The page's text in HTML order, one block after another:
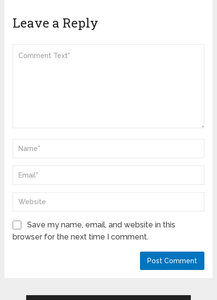
Leave a Reply
Save my name, email, and website in this
browser for the next time I comment.